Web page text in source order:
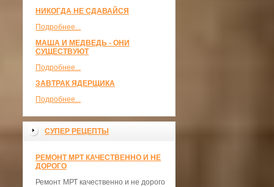
НИКОГДА НЕ СДАВАЙСЯ
Подробнее...
МАША И МЕДВЕДЬ - ОНИ
СУЩЕСТВУЮТ
Подробнее...
ЗАВТРАК ЯДЕРЩИКА
Подробнее...
СУПЕР РЕЦЕПТЫ
РЕМОНТ МРТ КАЧЕСТВЕННО И НЕ
ДОРОГО
Ремонт МРТ качественно и не дорого